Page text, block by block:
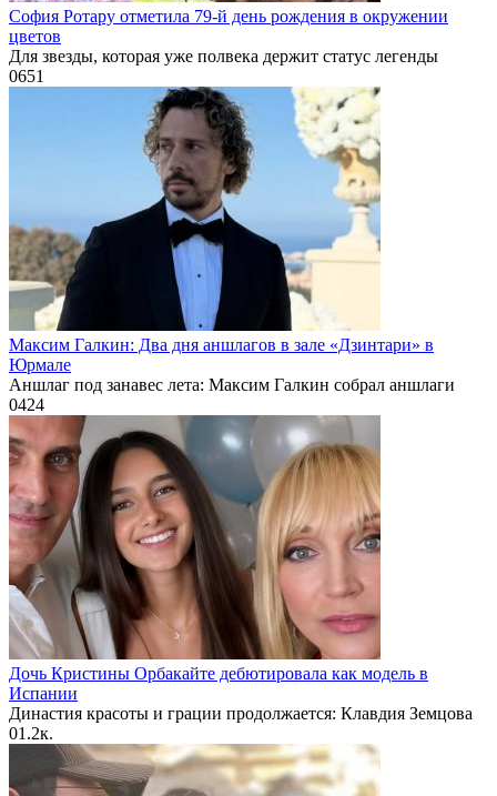
София Ротару отметила 79-й день рождения в окружении
цветов
Для звезды, которая уже полвека держит статус легенды
0651
Максим Галкин: Два дня аншлагов в зале «Дзинтари» в
Юрмале
Аншлаг под занавес лета: Максим Галкин собрал аншлаги
0424
Дочь Кристины Орбакайте дебютировала как модель в
Испании
Династия красоты и грации продолжается: Клавдия Земцова
01.2к.